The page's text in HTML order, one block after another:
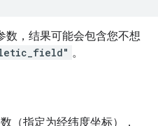
数，结果可能会包含您不想
。
（指定为经纬度坐标），